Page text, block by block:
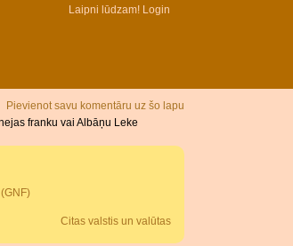
Laipni lūdzam! Login
Pievienot savu komentāru uz šo lapu
franku vai Albāņu Leke
Citas valstis un valūtas